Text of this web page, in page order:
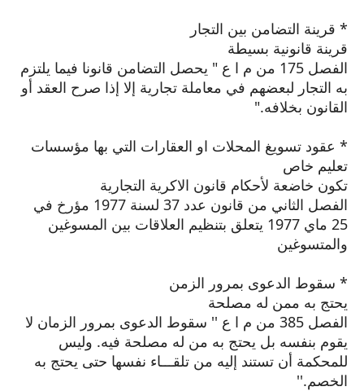
* قرينة التضامن بين التجار
قرينة قانونية بسيطة
الفصل 175 من م ا ع " يحصل التضامن قانونا فيما يلتزم
به التجار لبعضهم في معاملة تجارية إلا إذا صرح العقد أو
القانون بخلافه."
* عقود تسويغ المحلات او العقارات التي بها مؤسسات
تعليم خاص
تكون خاضعة لأحكام قانون الاكرية التجارية
الفصل الثاني من قانون عدد 37 لسنة 1977 مؤرخ في
25 ماي 1977 يتعلق بتنظيم العلاقات بين المسوغين
والمتسوغين
* سقوط الدعوى بمرور الزمن
يحتج به ممن له مصلحة
الفصل 385 من م ا ع '' سقوط الدعوى بمرور الزمان لا
يقوم بنفسه بل يحتج به من له مصلحة فيه. وليس
للمحكمة أن تستند إليه من تلقـــاء نفسها حتى يحتج به
الخصم.''